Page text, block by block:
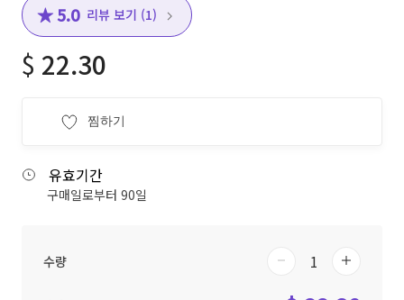
★ 5.0 리뷰 보기 (1)
$ 22.30
찜하기
유효기간
구매일로부터 90일
수량